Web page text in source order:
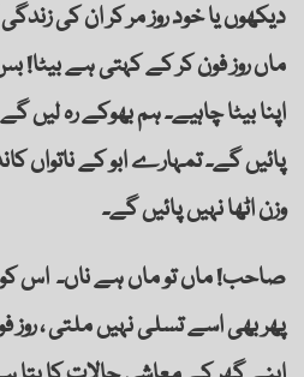
دیکھوں یا خود روز مر کر ان کی
ماں روز فون کر کے کہتی ہے بیٹا!
اپنا بیٹا چاہیے۔ ہم بھوکے رہ لیں
پائیں گے۔ تمہارے ابو کے
وزن اٹھا نہیں پائیں گے۔
صاحب! ماں تو ماں ہے ناں۔ اس
پھر بھی اسے تسلی نہیں ملتی ،